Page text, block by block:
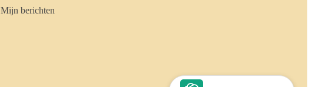
Mijn berichten